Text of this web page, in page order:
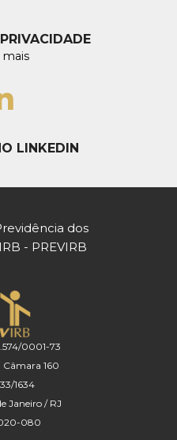
mais
LINKEDIN
dos
- PREVIRB
0001-73
Câmara 160
1634
Janeiro / RJ
080